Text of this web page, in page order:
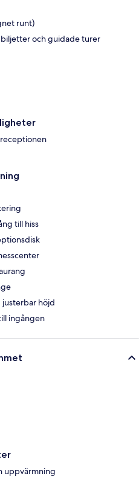
runt)
och guidade turer
till hiss
justerbar höjd
ingången
uppvärmning